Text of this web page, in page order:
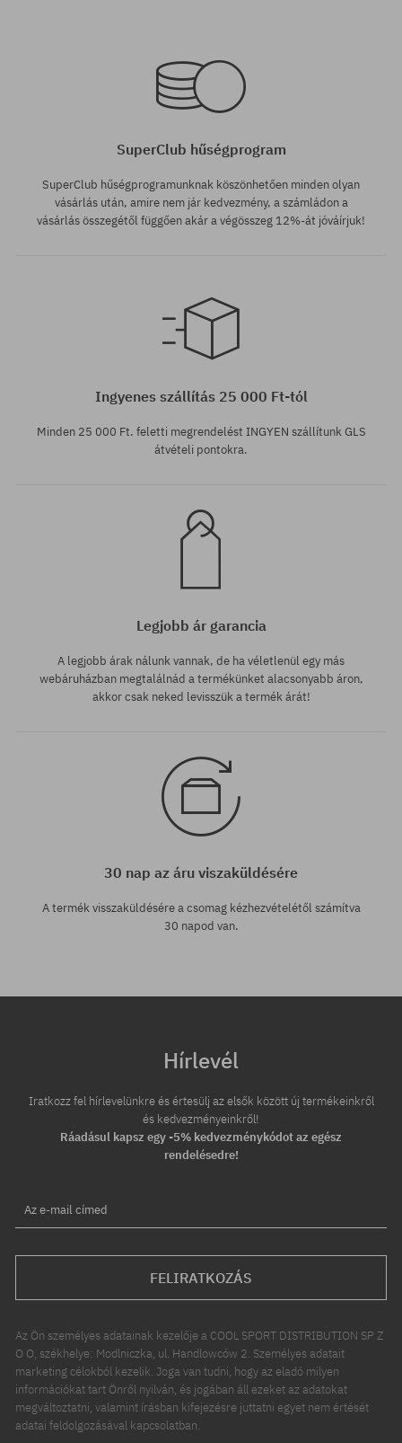
XS
SuperClub hűségprogram
SuperClub hűségprogramunknak köszönhetően minden olyan
vásárlás után, amire nem jár kedvezmény, a számládon a
vásárlás összegétől függően akár a végösszeg 12%-át jóváírjuk!
Ingyenes szállítás 25 000 Ft-tól
Minden 25 000 Ft. feletti megrendelést INGYEN szállítunk GLS
átvételi pontokra.
Legjobb ár garancia
A legjobb árak nálunk vannak, de ha véletlenül egy más
webáruházban megtalálnád a termékünket alacsonyabb áron,
akkor csak neked levisszük a termék árát!
30 nap az áru viszaküldésére
A termék visszaküldésére a csomag kézhezvételétől számítva
30 napod van.
Hírlevél
Iratkozz fel hírlevelünkre és értesülj az elsők között új termékeinkről
és kedvezményeinkről!
Ráadásul kapsz egy -5% kedvezménykódot az egész
rendelésedre!
Az e-mail címed
FELIRATKOZÁS
Az Ön személyes adatainak kezelője a COOL SPORT DISTRIBUTION SP Z
O O, székhelye: Modlniczka, ul. Handlowców 2. Személyes adatait
marketing célokból kezelik. Joga van tudni, hogy az eladó milyen
információkat tart Önről nyilván, és jogában áll ezeket az adatokat
megváltoztatni, valamint írásban kifejezésre juttatni egyet nem értését
adatai feldolgozásával kapcsolatban.